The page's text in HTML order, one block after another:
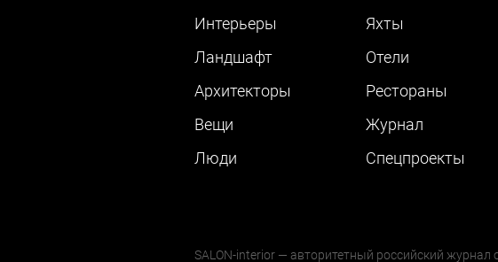
Интерьеры
Ландшафт
Архитекторы
Вещи
Люди
Яхты
Отели
Рестораны
Журнал
Cпецпроекты
SALON-interior — авторитетный российский журнал